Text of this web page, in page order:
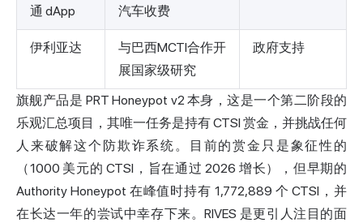
通 dApp
汽车收费
伊利亚达
与巴西MCTI合作开
展国家级研究
政府支持
旗舰产品是 PRT Honeypot v2 本身，这是一个第二阶段的
乐观汇总项目，其唯一任务是持有 CTSI 赏金，并挑战任何
人来破解这个防欺诈系统。目前的赏金只是象征性的
（1000 美元的 CTSI，旨在通过 2026 增长），但早期的
Authority Honeypot 在峰值时持有 1,772,889 个 CTSI，并
在长达一年的尝试中幸存下来。RIVES 是更引人注目的面